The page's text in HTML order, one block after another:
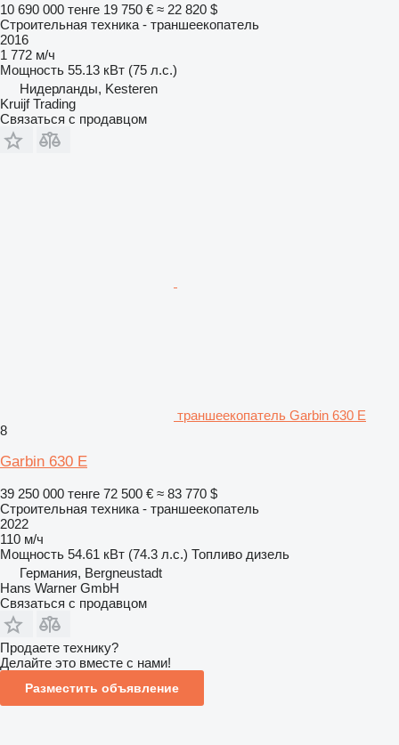
10 690 000 тенге 19 750 € ≈ 22 820 $
Строительная техника - траншеекопатель
2016
1 772 м/ч
Мощность 55.13 кВт (75 л.с.)
Нидерланды, Kesteren
Kruijf Trading
Связаться с продавцом
траншеекопатель Garbin 630 E
8
Garbin 630 E
39 250 000 тенге 72 500 € ≈ 83 770 $
Строительная техника - траншеекопатель
2022
110 м/ч
Мощность 54.61 кВт (74.3 л.с.) Топливо дизель
Германия, Bergneustadt
Hans Warner GmbH
Связаться с продавцом
Продаете технику?
Делайте это вместе с нами!
Разместить объявление